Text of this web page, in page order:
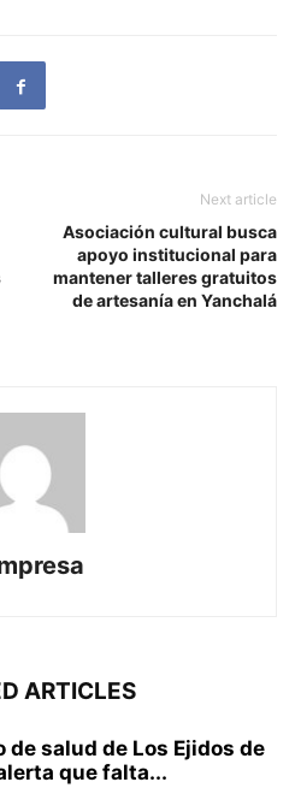
Next article
Asociación cultural busca
apoyo institucional para
mantener talleres gratuitos
de artesanía en Yanchalá
ARTICLES
de salud de Los Ejidos de
que falta...